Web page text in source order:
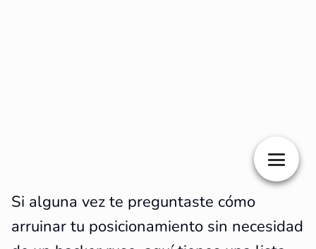
Si alguna vez te preguntaste cómo
arruinar tu posicionamiento sin necesidad